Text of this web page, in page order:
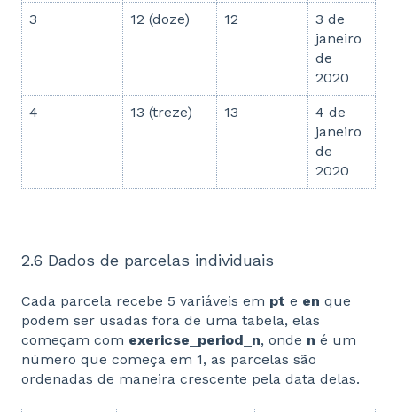
3 12 (doze) 12
3 de
janeiro
de
2020
4 13 (treze) 13
4 de
janeiro
de
2020
2.6 Dados de parcelas individuais
Cada parcela recebe 5 variáveis em pt e en que
podem ser usadas fora de uma tabela, elas
começam com exericse_period_n, onde n é um
número que começa em 1, as parcelas são
ordenadas de maneira crescente pela data delas.